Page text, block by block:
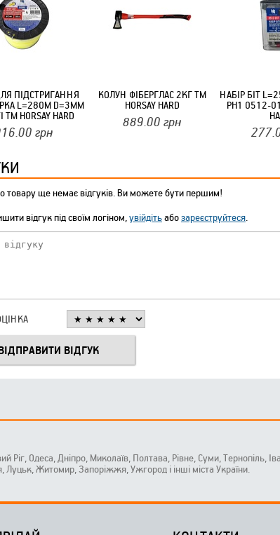
КОТИКИ (20ШТ/УП) ОФФ 82 ПАННОЧКА
КОТИКИ (20ШТ/УП) ОФФ 82 ПАННОЧКА
ПІДСТРИГАННЯ
L=280М D=3ММ
ТМ HORSAY HARD
грн
КОЛУН ФІБЕРГЛАС 2КГ ТМ
HORSAY HARD
889.00 грн
НАБІР БІТ
PH1 0512-
товару ще немає відгуків. Ви можете бути першим!
відгук під своїм логіном,увійдітьабозареєструйтеся.
Ріг, Одеса, Дніпро, Миколаїв, Полтава, Рівне, Суми, Тернопіль,
Луцьк, Житомир, Запоріжжя, Ужгород і інші міста України.